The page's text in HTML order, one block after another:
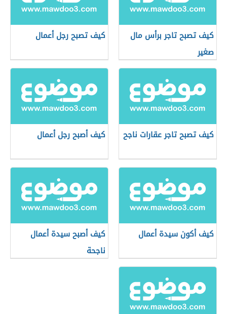
كيف تصبح تاجر برأس مال
صغير
كيف تصبح رجل أعمال
كيف تصبح تاجر عقارات ناجح كيف أصبح رجل أعمال
كيف أكون سيدة أعمال
كيف أصبح سيدة أعمال
ناجحة